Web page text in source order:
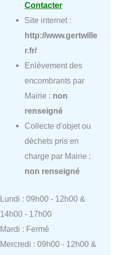
Contacter
Site internet :
http://www.gertwille
r.fr/
Enlèvement des
encombrants par
Mairie : non
renseigné
Collecte d'objet ou
déchets pris en
charge par Mairie :
non renseigné
Lundi : 09h00 - 12h00 &
14h00 - 17h00
Mardi : Fermé
Mercredi : 09h00 - 12h00 &